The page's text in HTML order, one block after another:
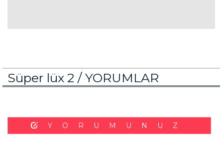
Süper lüx 2 /YORUMLAR
YORUMUNUZ